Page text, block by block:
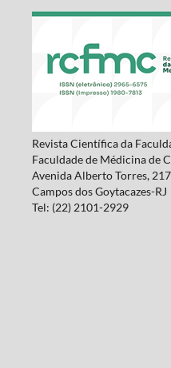
Revista Científica da
Faculdade de Médicina de
Avenida Alberto Torres,
Campos dos Goytacazes-RJ
Tel: (22) 2101-2929